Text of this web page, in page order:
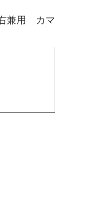
兼用 カマ